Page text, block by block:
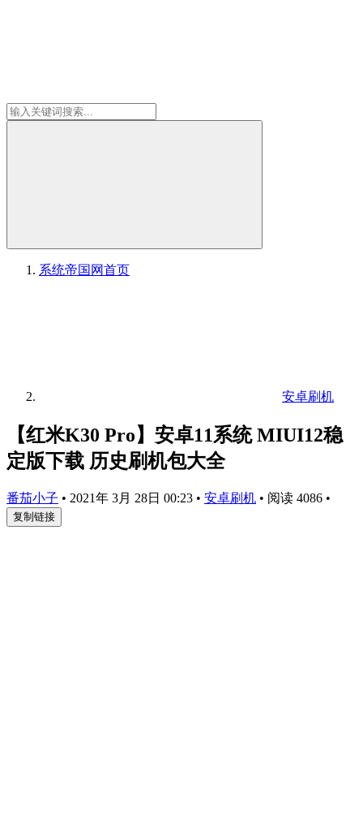
系统帝国网首页
安卓刷机
【红米K30 Pro】安卓11系统 MIUI12稳
定版下载 历史刷机包大全
番茄小子 • 2021年 3月 28日 00:23 • 安卓刷机 • 阅读 4086 •
复制链接